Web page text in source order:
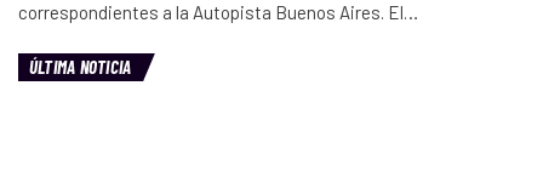
correspondientes a la Autopista Buenos Aires. El…
ÚLTIMA NOTICIA